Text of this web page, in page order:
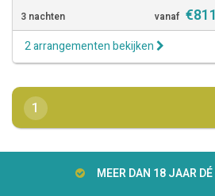
3 nachten
vanaf €811
2 arrangementen bekijken
1
MEER DAN 18 JAAR